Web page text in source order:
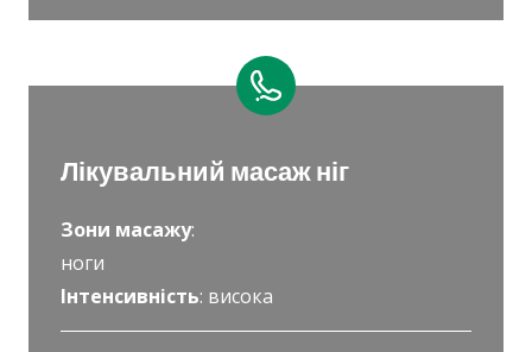
Лікувальний масаж ніг
Зони масажу:
ноги
Інтенсивність: висока